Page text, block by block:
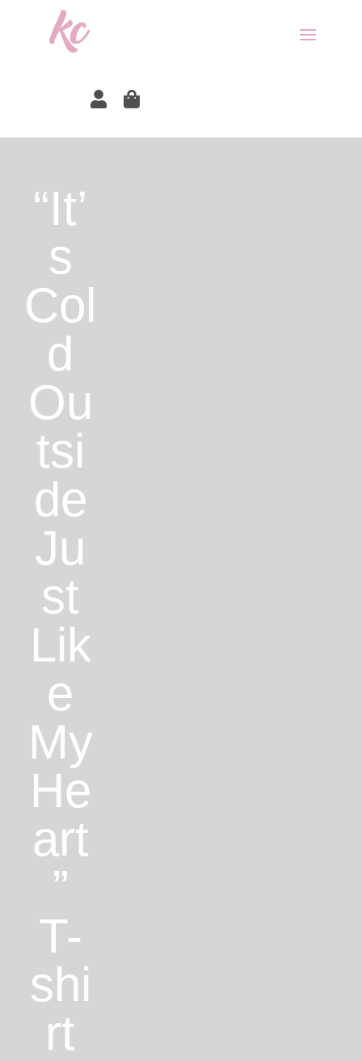
 
“It’
s
Col
d
Ou
tsi
de
Ju
st
Lik
e
My
He
art
”
T-
shi
rt